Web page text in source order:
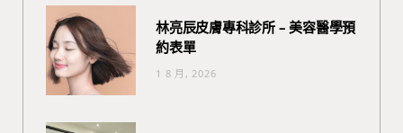
林亮辰皮膚專科診所 – 美容醫學預
約表單
1 8 月, 2026